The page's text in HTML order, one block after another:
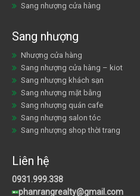
Sang nhượng cửa hàng
Sang nhượng
Nhượng cửa hàng
Sang nhượng cửa hàng – kiot
Sang nhượng khách sạn
Sang nhượng mặt bằng
Sang nhượng quán cafe
Sang nhượng salon tóc
Sang nhượng shop thời trang
Liên hệ
0931.999.338
phanrangrealty@gmail.com